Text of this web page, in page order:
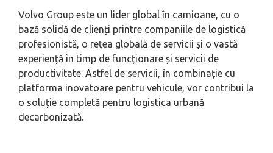
Volvo Group este un lider global în camioane, cu o
bază solidă de clienți printre companiile de logistică
profesionistă, o rețea globală de servicii și o vastă
experiență în timp de funcționare și servicii de
productivitate. Astfel de servicii, în combinație cu
platforma inovatoare pentru vehicule, vor contribui la
o soluție completă pentru logistica urbană
decarbonizată.